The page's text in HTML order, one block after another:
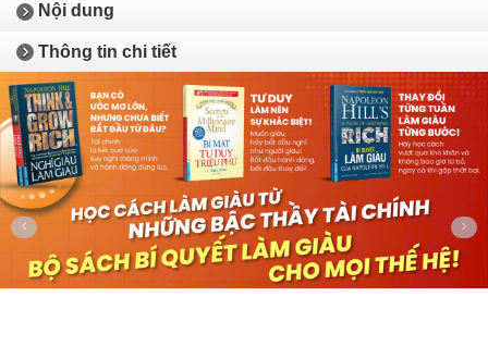
Nội dung
Thông tin chi tiết